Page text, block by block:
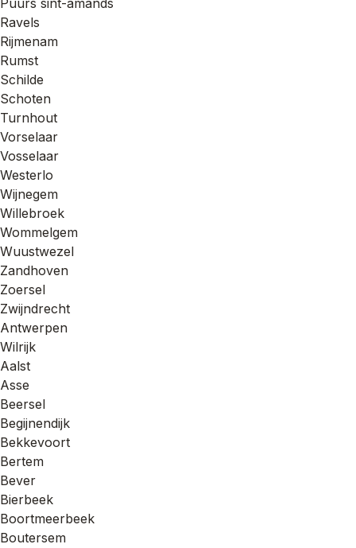
Puurs sint-amands
Ravels
Rijmenam
Rumst
Schilde
Schoten
Turnhout
Vorselaar
Vosselaar
Westerlo
Wijnegem
Willebroek
Wommelgem
Wuustwezel
Zandhoven
Zoersel
Zwijndrecht
Antwerpen
Wilrijk
Aalst
Asse
Beersel
Begijnendijk
Bekkevoort
Bertem
Bever
Bierbeek
Boortmeerbeek
Boutersem